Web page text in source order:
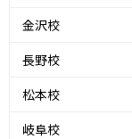
金沢校
長野校
松本校
岐阜校